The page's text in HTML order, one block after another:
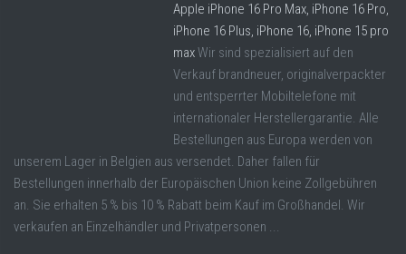
Apple iPhone 16 Pro Max, iPhone 16 Pro,
iPhone 16 Plus, iPhone 16, iPhone 15 pro
maxWir sind spezialisiert auf den
Verkauf brandneuer, originalverpackter
und entsperrter Mobiltelefone mit
internationaler Herstellergarantie. Alle
Bestellungen aus Europa werden von
unserem Lager in Belgien aus versendet. Daher fallen für
Bestellungen innerhalb der Europäischen Union keine Zollgebühren
an. Sie erhalten 5 % bis 10 % Rabatt beim Kauf im Großhandel. Wir
verkaufen an Einzelhändler und Privatpersonen ...